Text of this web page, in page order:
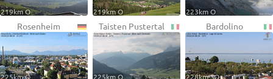
219km O 219km O 223km O
Rosenheim
225km O
Taisten Pustertal
225km O
Bardolino
228km SO